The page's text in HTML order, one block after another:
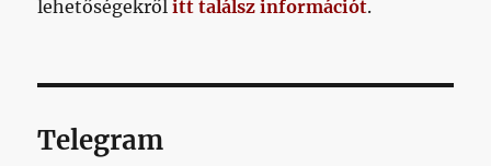
lehetőségekrőlitt találsz információt.
Telegram